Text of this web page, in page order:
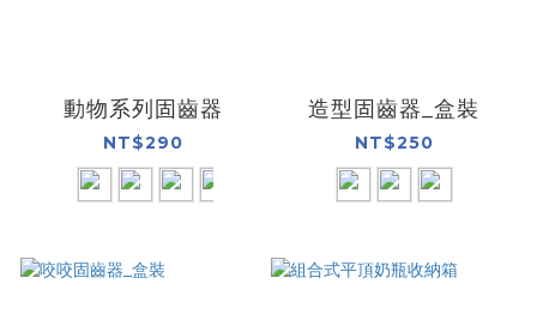
動物系列固齒器
NT$290
造型固齒器_盒裝
NT$250